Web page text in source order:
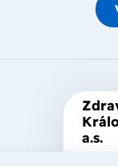
a.s.